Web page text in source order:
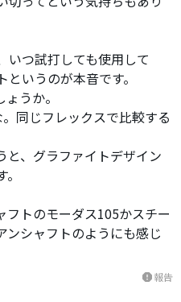
いつ試打しても使用して
いうのが本音です。
うか。
同じフレックスで比較する
と、グラファイトデザイン
フトのモーダス105かスチー
ンシャフトのようにも感じ
report報告